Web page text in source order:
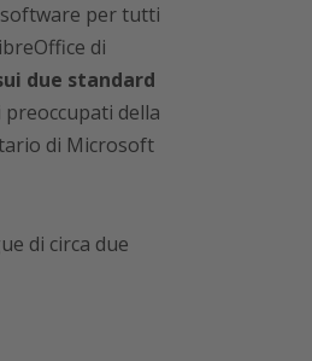
per tutti
di
due standard
preoccupati della
di Microsoft
di circa due